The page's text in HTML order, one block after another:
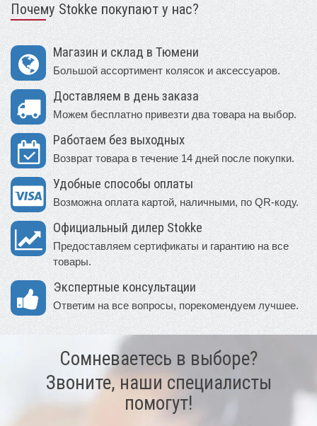
Почему Stokke покупают у нас?
Магазин и склад в Тюмени
Большой ассортимент колясок и аксессуаров.
Доставляем в день заказа
Можем бесплатно привезти два товара на выбор.
Работаем без выходных
Возврат товара в течение 14 дней после покупки.
Удобные способы оплаты
Возможна оплата картой, наличными, по QR-коду.
Официальный дилер Stokke
Предоставляем сертификаты и гарантию на все
товары.
Экспертные консультации
Ответим на все вопросы, порекомендуем лучшее.
Сомневаетесь в выборе?
Звоните, наши специалисты
помогут!